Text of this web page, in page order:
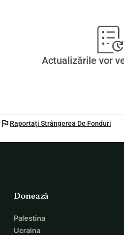
Actualizările vor
flag Raportați Strângerea De Fonduri
Donează
Palestina
Ucraina